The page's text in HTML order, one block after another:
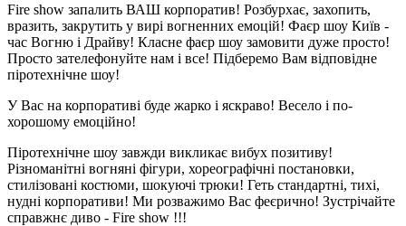
Fire show запалить ВАШ корпоратив! Розбурхає, захопить,
вразить, закрутить у вирі вогненних емоцій! Фаєр шоу Київ -
час Вогню і Драйву! Класне фаєр шоу замовити дуже просто!
Просто зателефонуйте нам і все! Підберемо Вам відповідне
піротехнічне шоу!
У Вас на корпоративі буде жарко і яскраво! Весело і по-
хорошому емоційно!
Піротехнічне шоу завжди викликає вибух позитиву!
Різноманітні вогняні фігури, хореографічні постановки,
стилізовані костюми, шокуючі трюки! Геть стандартні, тихі,
нудні корпоративи! Ми розважимо Вас феєрично! Зустрічайте
справжнє диво - Fire show !!!